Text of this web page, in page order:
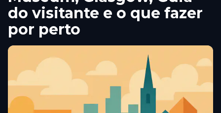
do visitante e o que fazer
por perto